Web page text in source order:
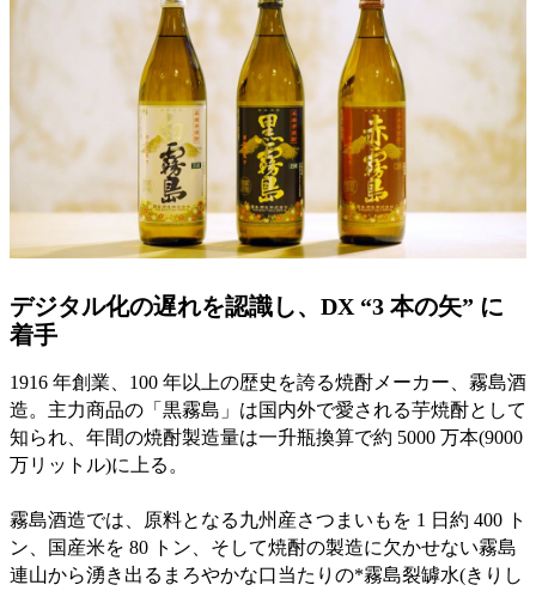
デジタル化の遅れを認識し、DX “3 本の矢” に
着手
1916 年創業、100 年以上の歴史を誇る焼酎メーカー、霧島酒
造。主力商品の「黒霧島」は国内外で愛される芋焼酎として
知られ、年間の焼酎製造量は一升瓶換算で約 5000 万本(9000
万リットル)に上る。
霧島酒造では、原料となる九州産さつまいもを 1 日約 400 ト
ン、国産米を 80 トン、そして焼酎の製造に欠かせない霧島
連山から湧き出るまろやかな口当たりの*霧島裂罅水(きりし